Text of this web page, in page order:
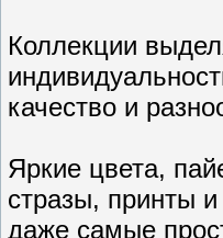
Коллекции
качество и
Яркие цвета,
стразы, принты
даже самые